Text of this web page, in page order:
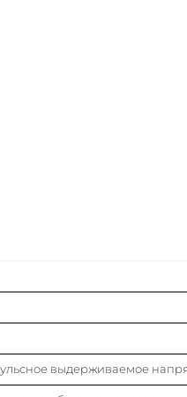
выдерживаемое